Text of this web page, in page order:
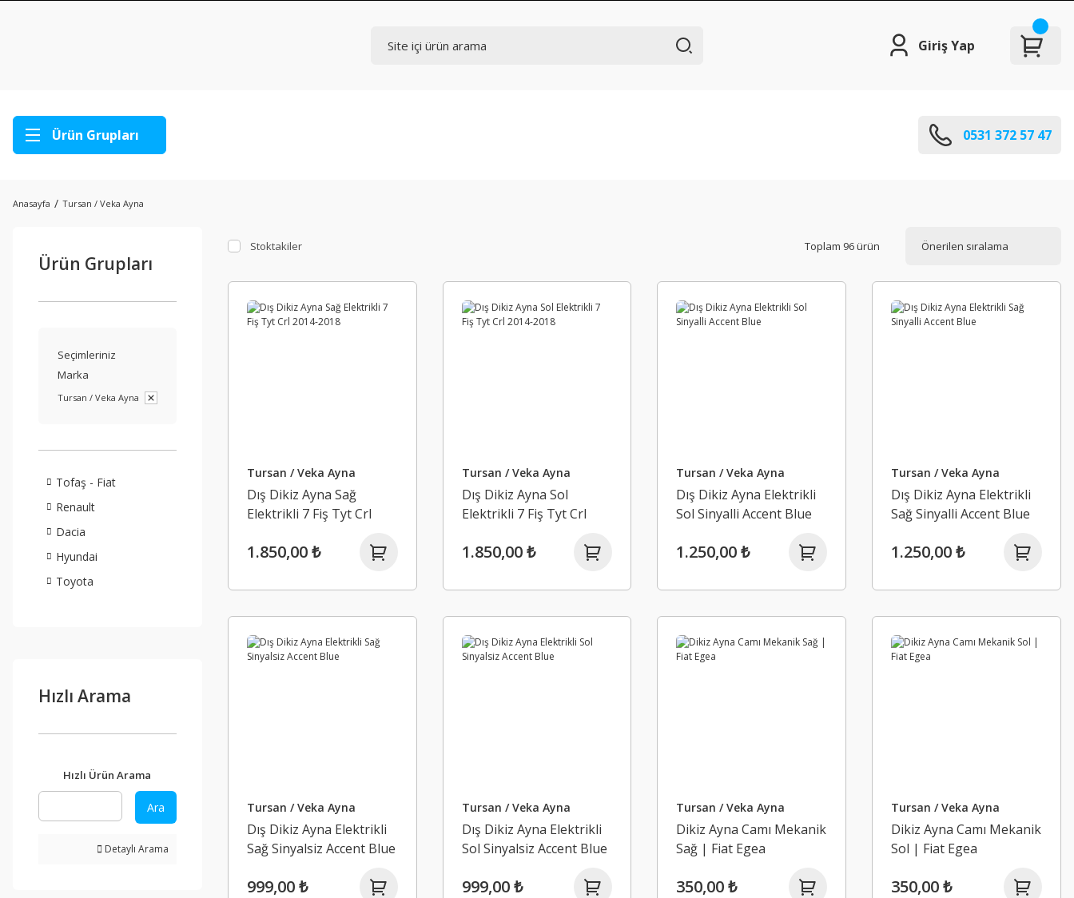
Giriş Yap
Ürün Grupları 0531 372 57 47
Anasayfa Tursan / Veka Ayna
Ürün Grupları
Seçimleriniz
Marka
Tursan / Veka Ayna
Tofaş - Fiat
Renault
Dacia
Hyundai
Toyota
Hızlı Arama
Hızlı Ürün Arama
Ara
Detaylı Arama
Stoktakiler Toplam 96 ürün
Tursan / Veka Ayna
Dış Dikiz Ayna Sağ
Elektrikli 7 Fiş Tyt Crl
1.850,00 ₺
Tursan / Veka Ayna
Dış Dikiz Ayna Sol
Elektrikli 7 Fiş Tyt Crl
1.850,00 ₺
Tursan / Veka Ayna
Dış Dikiz Ayna Elektrikli
Sol Sinyalli Accent Blue
1.250,00 ₺
Tursan / Veka Ayna
Dış Dikiz Ayna Elektrikli
Sağ Sinyalli Accent Blue
1.250,00 ₺
Tursan / Veka Ayna
Dış Dikiz Ayna Elektrikli
Sağ Sinyalsiz Accent Blue
999,00 ₺
Tursan / Veka Ayna
Dış Dikiz Ayna Elektrikli
Sol Sinyalsiz Accent Blue
999,00 ₺
Tursan / Veka Ayna
Dikiz Ayna Camı Mekanik
Sağ | Fiat Egea
350,00 ₺
Tursan / Veka Ayna
Dikiz Ayna Camı Mekanik
Sol | Fiat Egea
350,00 ₺